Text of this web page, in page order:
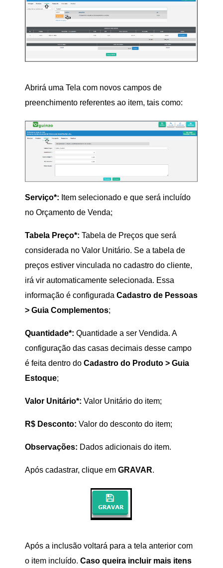
Abrirá uma Tela com novos campos de
preenchimento referentes ao item, tais como:
Serviço*: Item selecionado e que será incluído
no Orçamento de Venda;
Tabela Preço*: Tabela de Preços que será
considerada no Valor Unitário. Se a tabela de
preços estiver vinculada no cadastro do cliente,
irá vir automaticamente selecionada. Essa
informação é configurada Cadastro de Pessoas
> Guia Complementos;
Quantidade*: Quantidade a ser Vendida. A
configuração das casas decimais desse campo
é feita dentro do Cadastro do Produto > Guia
Estoque;
Valor Unitário*: Valor Unitário do item;
R$ Desconto: Valor do desconto do item;
Observações: Dados adicionais do item.
Após cadastrar, clique em GRAVAR.
Após a inclusão voltará para a tela anterior com
o item incluído. Caso queira incluir mais itens